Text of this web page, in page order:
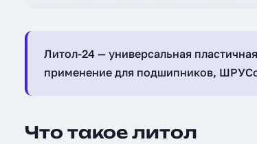
Литол-24 — универсальная
применение для подшипников,
Что такое литол